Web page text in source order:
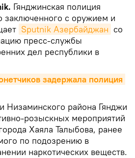
Гянджинская полиция
с оружием и
Sputnik Азербайджан со
пресс-службы
дел республики в
задержала полиция
Низаминского района Гянджи
розыскных мероприятий
Хаяла Талыбова, ранее
по подозрению в
наркотических веществ.